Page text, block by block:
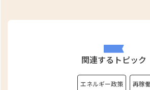
関連するトピック
エネルギー政策 再稼